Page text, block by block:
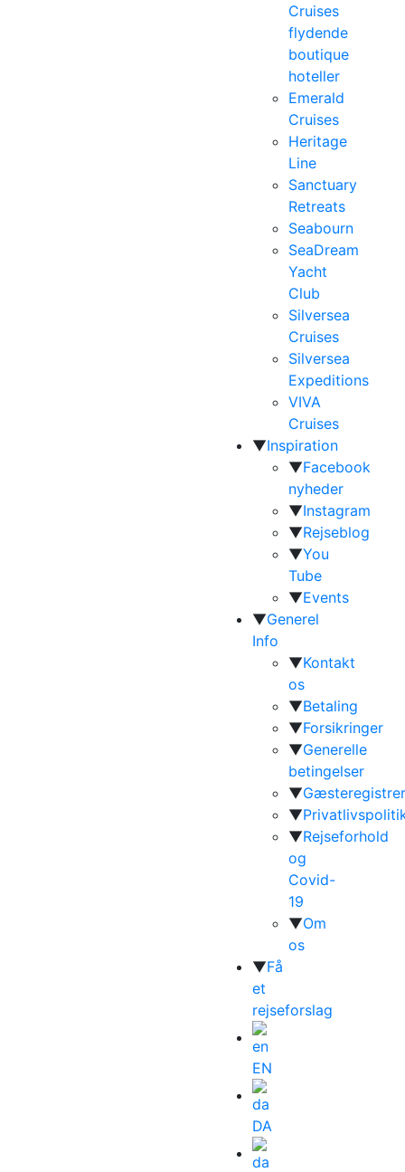
Cruises
flydende
boutique
hoteller
Emerald
Cruises
Heritage
Line
Sanctuary
Retreats
Seabourn
SeaDream
Yacht
Club
Silversea
Cruises
Silversea
Expeditions
VIVA
Cruises
▼Inspiration
▼Facebook
nyheder
▼Instagram
▼Rejseblog
▼You
Tube
▼Events
▼Generel
Info
▼Kontakt
os
▼Betaling
▼Forsikringer
▼Generelle
betingelser
▼
▼
▼Rejseforhold
og
Covid-
19
▼Om
os
▼Få
et
rejseforslag
EN
DA